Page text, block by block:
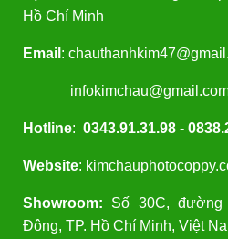
Hồ Chí Minh
Email :
Hotline: 0343.91.31.98 -
Website:
Showroom: Số 30C,
Đông, TP. Hồ Chí Minh, Việt